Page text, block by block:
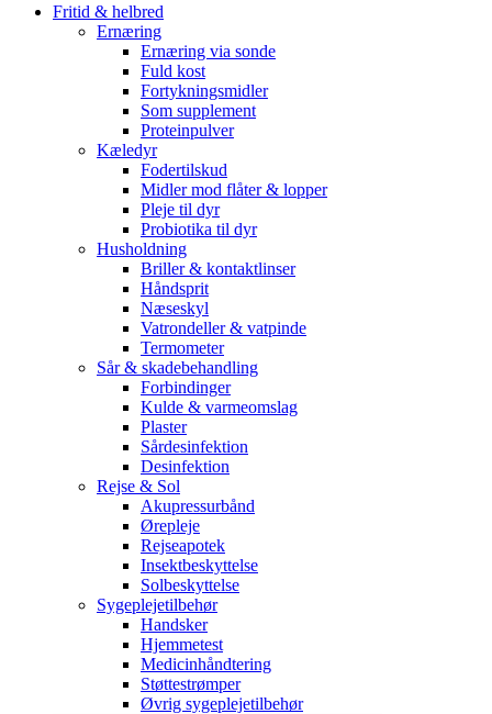
Fritid & helbred
Ernæring
Ernæring via sonde
Fuld kost
Fortykningsmidler
Som supplement
Proteinpulver
Kæledyr
Fodertilskud
Midler mod flåter & lopper
Pleje til dyr
Probiotika til dyr
Husholdning
Briller & kontaktlinser
Håndsprit
Næseskyl
Vatrondeller & vatpinde
Termometer
Sår & skadebehandling
Forbindinger
Kulde & varmeomslag
Plaster
Sårdesinfektion
Desinfektion
Rejse & Sol
Akupressurbånd
Ørepleje
Rejseapotek
Insektbeskyttelse
Solbeskyttelse
Sygeplejetilbehør
Handsker
Hjemmetest
Medicinhåndtering
Støttestrømper
Øvrig sygeplejetilbehør